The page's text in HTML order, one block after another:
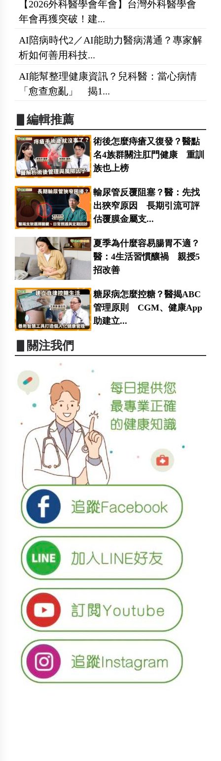
【2026外科醫學會年會】台灣外科醫學會
年會再獲突破！建...
AI陪病時代2／AI能助力醫病溝通？專家解
析如何善用科技...
AI能幫整理健康資訊？兒科醫：當心病情
「愈查愈亂」 揭1...
▋編輯推薦
術後怎麼痔瘡又復發？醫點
名4族群關注肛門健康 重訓
族也上榜
輸尿管反覆阻塞？醫：先找
出狹窄原因 長期引流可評
估覆膜金屬支...
夏季為什麼容易腸胃不適？
醫：4生活習慣釀禍 親授5
招改善
糖尿病怎麼控糖？醫揭ABC
管理原則 CGM、健康App
助建立...
▋關注我們